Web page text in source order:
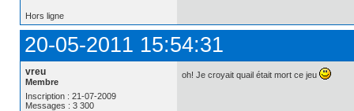
Hors ligne
20-05-2011 15:54:31
vreu
Membre
Inscription : 21-07-2009
Messages : 3 300
oh! Je croyait quail était mort ce jeu